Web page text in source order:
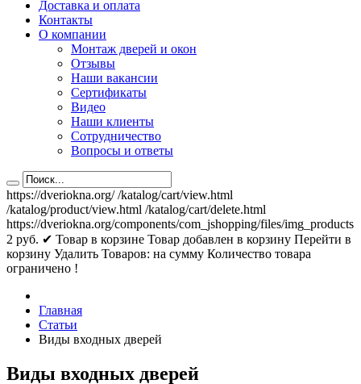
Доставка и оплата
Контакты
О компании
Монтаж дверей и окон
Отзывы
Наши вакансии
Сертификаты
Видео
Наши клиенты
Сотрудничество
Вопросы и ответы
https://dveriokna.org/ /katalog/cart/view.html
/katalog/product/view.html /katalog/cart/delete.html
https://dveriokna.org/components/com_jshopping/files/img_products
2 руб. ✔ Товар в корзине Товар добавлен в корзину Перейти в
корзину Удалить Товаров: на сумму Количество товара
ограничено !
Главная
Статьи
Виды входных дверей
Виды входных дверей